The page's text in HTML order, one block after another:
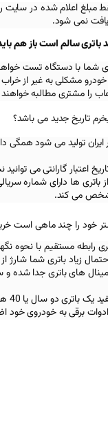
مبلغ اعلام شده در سایت
نمی شود.
سالم است باز هم
شما با دستگاه تست
مشکلی به غیر از
را مشتری مطالبه خواهند
تاریخ جدید می باشد؟
تولید می شود همگی
اعتبار گارانتی می
ها دارای شماره
مشخص می کند.
خود را چند ماهی است
رابطه مستقیم با نحوه
زیاد باتری شما
های باتری جدا شده
برقی به خودروی خود